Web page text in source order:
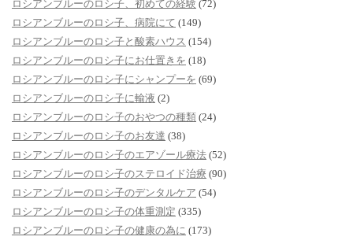
ロシアンブルーのロシ子、初めての経験 (72)
ロシアンブルーのロシ子、病院にて (149)
ロシアンブルーのロシ子と酸素ハウス (154)
ロシアンブルーのロシ子にお仕置きを (18)
ロシアンブルーのロシ子にシャンプーを (69)
ロシアンブルーのロシ子に輸液 (2)
ロシアンブルーのロシ子のおやつの種類 (24)
ロシアンブルーのロシ子のお友達 (38)
ロシアンブルーのロシ子のエアゾール療法 (52)
ロシアンブルーのロシ子のステロイド治療 (90)
ロシアンブルーのロシ子のデンタルケア (54)
ロシアンブルーのロシ子の体重測定 (335)
ロシアンブルーのロシ子の健康の為に (173)